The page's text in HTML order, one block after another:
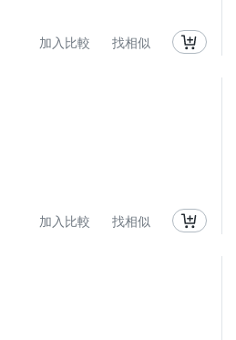
加入比較 找相似
加入比較 找相似